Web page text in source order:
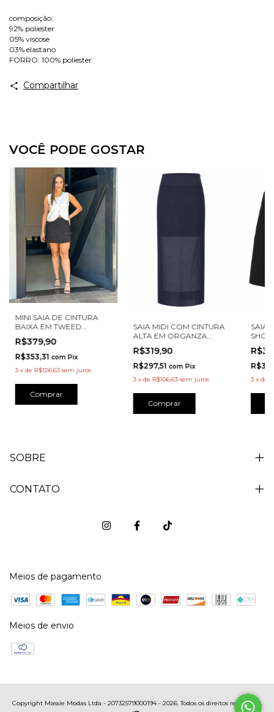
composição:
92% poliester
05% viscose
03% elastano
FORRO: 100% poliester
Compartilhar
VOCÊ PODE GOSTAR
MINI SAIA DE CINTURA
BAIXA EM TWEED
GABRIELLE PRETO INSP
2111142
R$379,90
R$353,31 com Pix
3 xde R$126,63 sem juros
Comprar
SAIA MIDI COM CINTURA
ALTA EM ORGANZA
CRISTAL PRETO INSP
2111157
R$319,90
R$297,51 com Pix
3 xde R$106,63 sem juros
Comprar
SAIA
3 x de
SOBRE
CONTATO
Meios de pagamento
Meios de envio
Copyright Massie Modas Ltda - 20732579000194 - 2026. Todos os direitos reservados.